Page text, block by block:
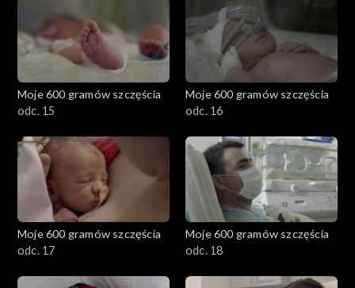
Moje 600 gramów szczęścia
odc. 15
Moje 600 gramów szczęścia
odc. 16
Moje 600 gramów szczęścia
odc. 17
Moje 600 gramów szczęścia
odc. 18